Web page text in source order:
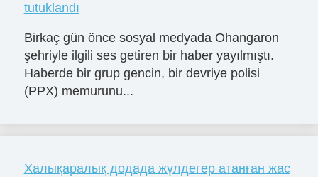
tutuklandı
Birkaç gün önce sosyal medyada Ohangaron
şehriyle ilgili ses getiren bir haber yayılmıştı.
Haberde bir grup gencin, bir devriye polisi
(PPX) memurunu...
Халықаралық додада жүлдегер атанған жас